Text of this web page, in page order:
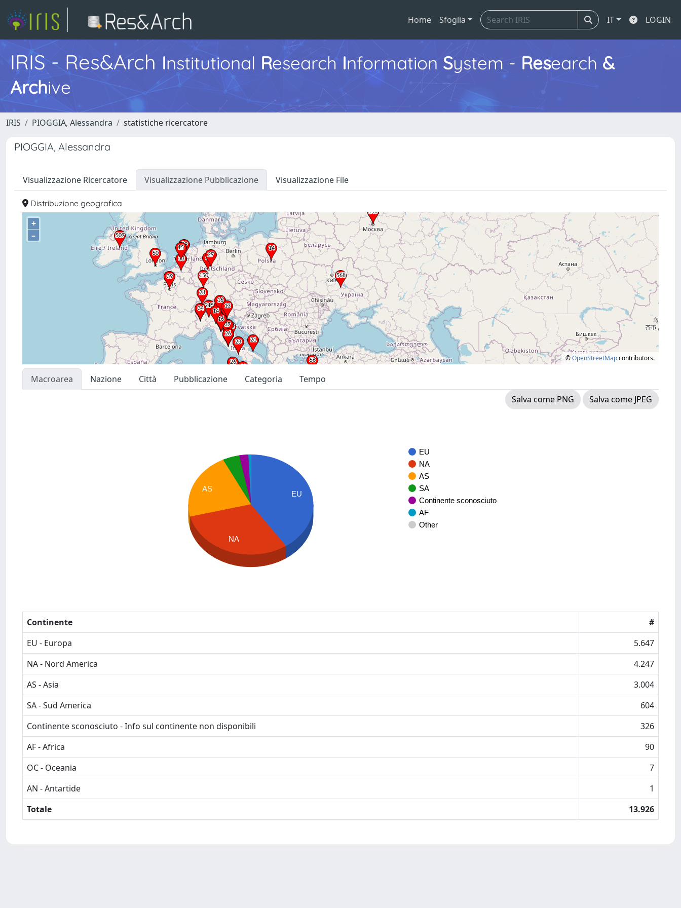
Home Sfoglia IT LOGIN
IRIS - Res&Arch Institutional Research Information System - Research &
Archive
IRIS PIOGGIA, Alessandra statistiche ricercatore
PIOGGIA, Alessandra
Visualizzazione Ricercatore Visualizzazione Pubblicazione Visualizzazione File
Distribuzione geografica
+
–
©OpenStreetMapcontributors.
Macroarea Nazione Città Pubblicazione Categoria
Tempo
Salva come PNG
Salva come JPEG
EU
NA
AS
SA
Continente sconosciuto
AF
Other
EU
AS
NA
Continente
#
EU - Europa
5.647
NA - Nord America
4.247
AS - Asia
3.004
SA - Sud America
604
Continente sconosciuto - Info sul continente non disponibili
326
AF - Africa
90
OC - Oceania
7
AN - Antartide
1
Totale
13.926